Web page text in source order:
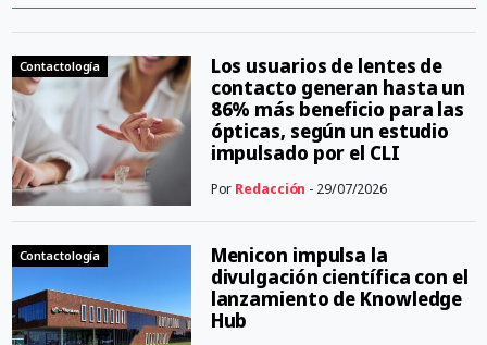
Contactología
Los usuarios de lentes de
contacto generan hasta un
86% más beneficio para las
ópticas, según un estudio
impulsado por el CLI
Por Redacción - 29/07/2026
Contactología
Menicon impulsa la
divulgación científica con el
lanzamiento de Knowledge
Hub